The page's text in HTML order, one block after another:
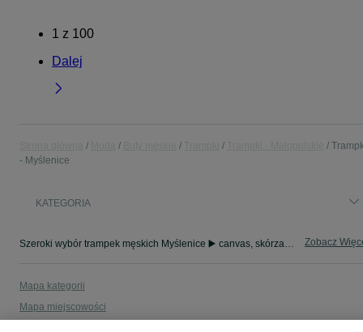
1 z 100
Dalej
- Myślenice
KATEGORIA
Szeroki wybór trampek męskich Myślenice ▶️ canvas, skórzane, wysokie i niskie ✅ Nowe i używane w dobrych cenach ☝ Sprawdź ogłoszenia online na OLX.pl! Zobacz
Mapa kategorii
Mapa miejscowości